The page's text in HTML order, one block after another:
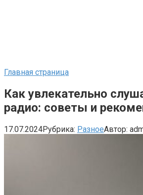
Главная страница
Как увлекательно
радио: советы и
17.07.2024Рубрика: РазноеАвтор: